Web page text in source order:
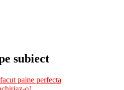
subiect
paine perfecta